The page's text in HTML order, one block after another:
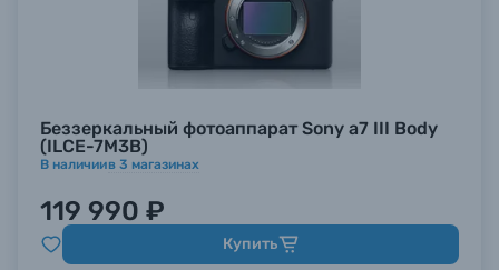
Беззеркальный фотоаппарат Sony a7 III Body
(ILCE-7M3B)
В наличиив 3 магазинах
119 990 ₽
Купить